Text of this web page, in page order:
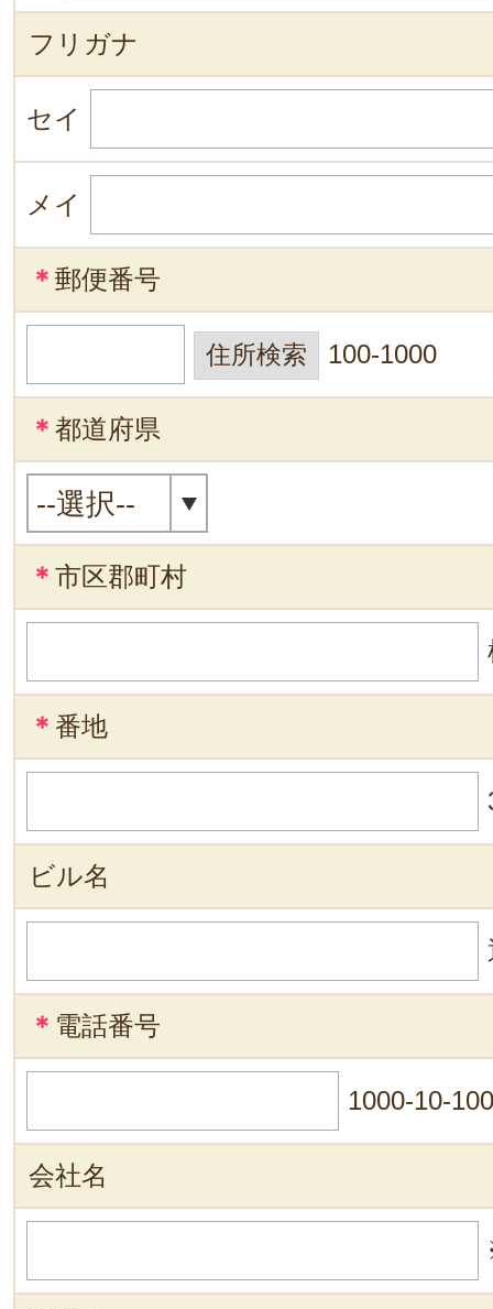
フリガナ
セイ
メイ
＊ 郵便番号
100-1000
＊ 都道府県
＊ 市区郡町村
＊ 番地
ビル名
＊ 電話番号
1000-10-
会社名